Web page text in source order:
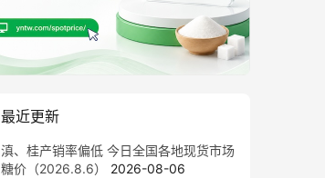
最近更新
滇、桂产销率偏低 今日全国各地现货市场
糖价（2026.8.6）
2026-08-06